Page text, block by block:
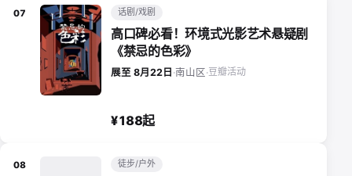
07 话剧/戏剧
高口碑必看！环境式光影艺术悬疑剧
《禁忌的色彩》
展至 8月22日 ·南山区·豆瓣活动
¥188起
08 徒步/户外